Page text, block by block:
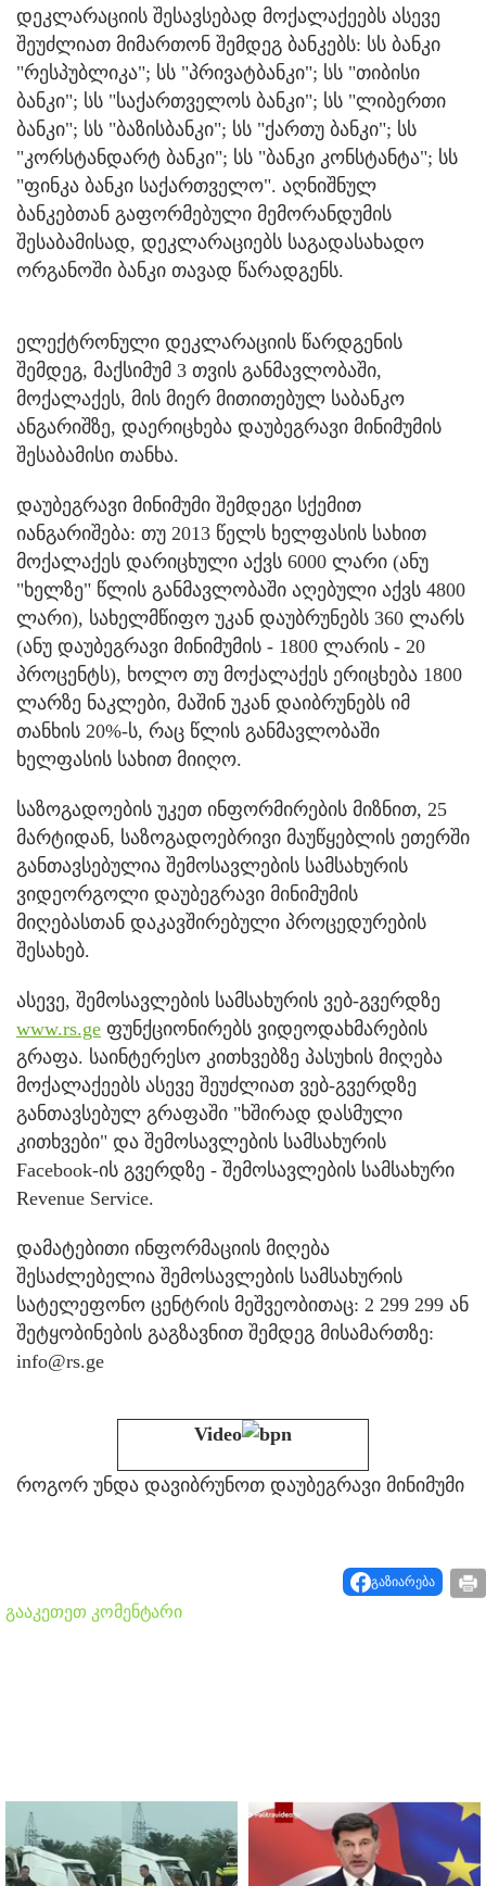
დეკლარაციის შესავსებად მოქალაქეებს ასევე
შეუძლიათ მიმართონ შემდეგ ბანკებს: სს ბანკი
"რესპუბლიკა"; სს "პრივატბანკი"; სს "თიბისი
ბანკი"; სს "საქართველოს ბანკი"; სს "ლიბერთი
ბანკი"; სს "ბაზისბანკი"; სს "ქართუ ბანკი"; სს
"კორსტანდარტ ბანკი"; სს "ბანკი კონსტანტა"; სს
"ფინკა ბანკი საქართველო". აღნიშნულ
ბანკებთან გაფორმებული მემორანდუმის
შესაბამისად, დეკლარაციებს საგადასახადო
ორგანოში ბანკი თავად წარადგენს.
ელექტრონული დეკლარაციის წარდგენის
შემდეგ, მაქსიმუმ 3 თვის განმავლობაში,
მოქალაქეს, მის მიერ მითითებულ საბანკო
ანგარიშზე, დაერიცხება დაუბეგრავი მინიმუმის
შესაბამისი თანხა.
დაუბეგრავი მინიმუმი შემდეგი სქემით
იანგარიშება: თუ 2013 წელს ხელფასის სახით
მოქალაქეს დარიცხული აქვს 6000 ლარი (ანუ
"ხელზე" წლის განმავლობაში აღებული აქვს 4800
ლარი), სახელმწიფო უკან დაუბრუნებს 360 ლარს
(ანუ დაუბეგრავი მინიმუმის - 1800 ლარის - 20
პროცენტს), ხოლო თუ მოქალაქეს ერიცხება 1800
ლარზე ნაკლები, მაშინ უკან დაიბრუნებს იმ
თანხის 20%-ს, რაც წლის განმავლობაში
ხელფასის სახით მიიღო.
საზოგადოების უკეთ ინფორმირების მიზნით, 25
მარტიდან, საზოგადოებრივი მაუწყებლის ეთერში
განთავსებულია შემოსავლების სამსახურის
ვიდეორგოლი დაუბეგრავი მინიმუმის
მიღებასთან დაკავშირებული პროცედურების
შესახებ.
ასევე, შემოსავლების სამსახურის ვებ-გვერდზე
www.rs.ge ფუნქციონირებს ვიდეოდახმარების
გრაფა. საინტერესო კითხვებზე პასუხის მიღება
მოქალაქეებს ასევე შეუძლიათ ვებ-გვერდზე
განთავსებულ გრაფაში "ხშირად დასმული
კითხვები" და შემოსავლების სამსახურის
Facebook-ის გვერდზე - შემოსავლების სამსახური
Revenue Service.
დამატებითი ინფორმაციის მიღება
შესაძლებელია შემოსავლების სამსახურის
სატელეფონო ცენტრის მეშვეობითაც: 2 299 299 ან
შეტყობინების გაგზავნით შემდეგ მისამართზე:
info@rs.ge
Video
როგორ უნდა დავიბრუნოთ დაუბეგრავი მინიმუმი
გაზიარება
გააკეთეთ კომენტარი